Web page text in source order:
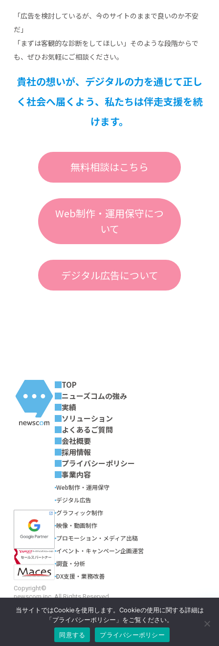
「広告を検討しているが、今のサイトのままで良いのか不安
だ」
「まずは客観的な診断をしてほしい」そのような段階からで
も、ぜひお気軽にご相談ください。
貴社の想いが、デジタルの力を通じて正し
く社会へ届くよう、私たちは伴走支援を続
けます。
無料相談はこちら
Web制作・運用保守につ
いて
デジタル広告について
TOP
ニューズコムの強み
実績
ソリューション
よくあるご質問
会社概要
採用情報
プライバシーポリシー
事業内容
Web制作・運用保守
デジタル広告
グラフィック制作
映像・動画制作
プロモーション・メディア出稿
イベント・キャンペーン企画運営
調査・分析
DX支援・業務改善
Copyright©
newscom inc. All Rights Reserved.
当サイトではCookieを使用します。Cookieの使用に関する詳細は
「プライバシーポリシー」をご覧ください。
同意する
プライバシーポリシー